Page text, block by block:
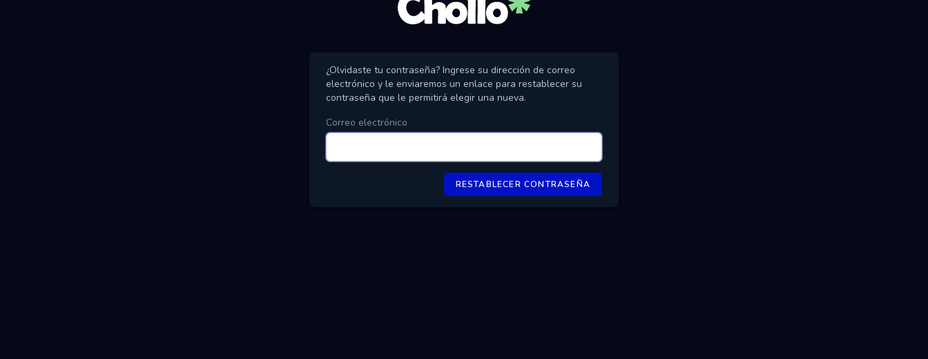
¿Olvidaste tu contraseña? Ingrese su dirección de correo
electrónico y le enviaremos un enlace para restablecer su
contraseña que le permitirá elegir una nueva.
Correo electrónico
RESTABLECER CONTRASEÑA